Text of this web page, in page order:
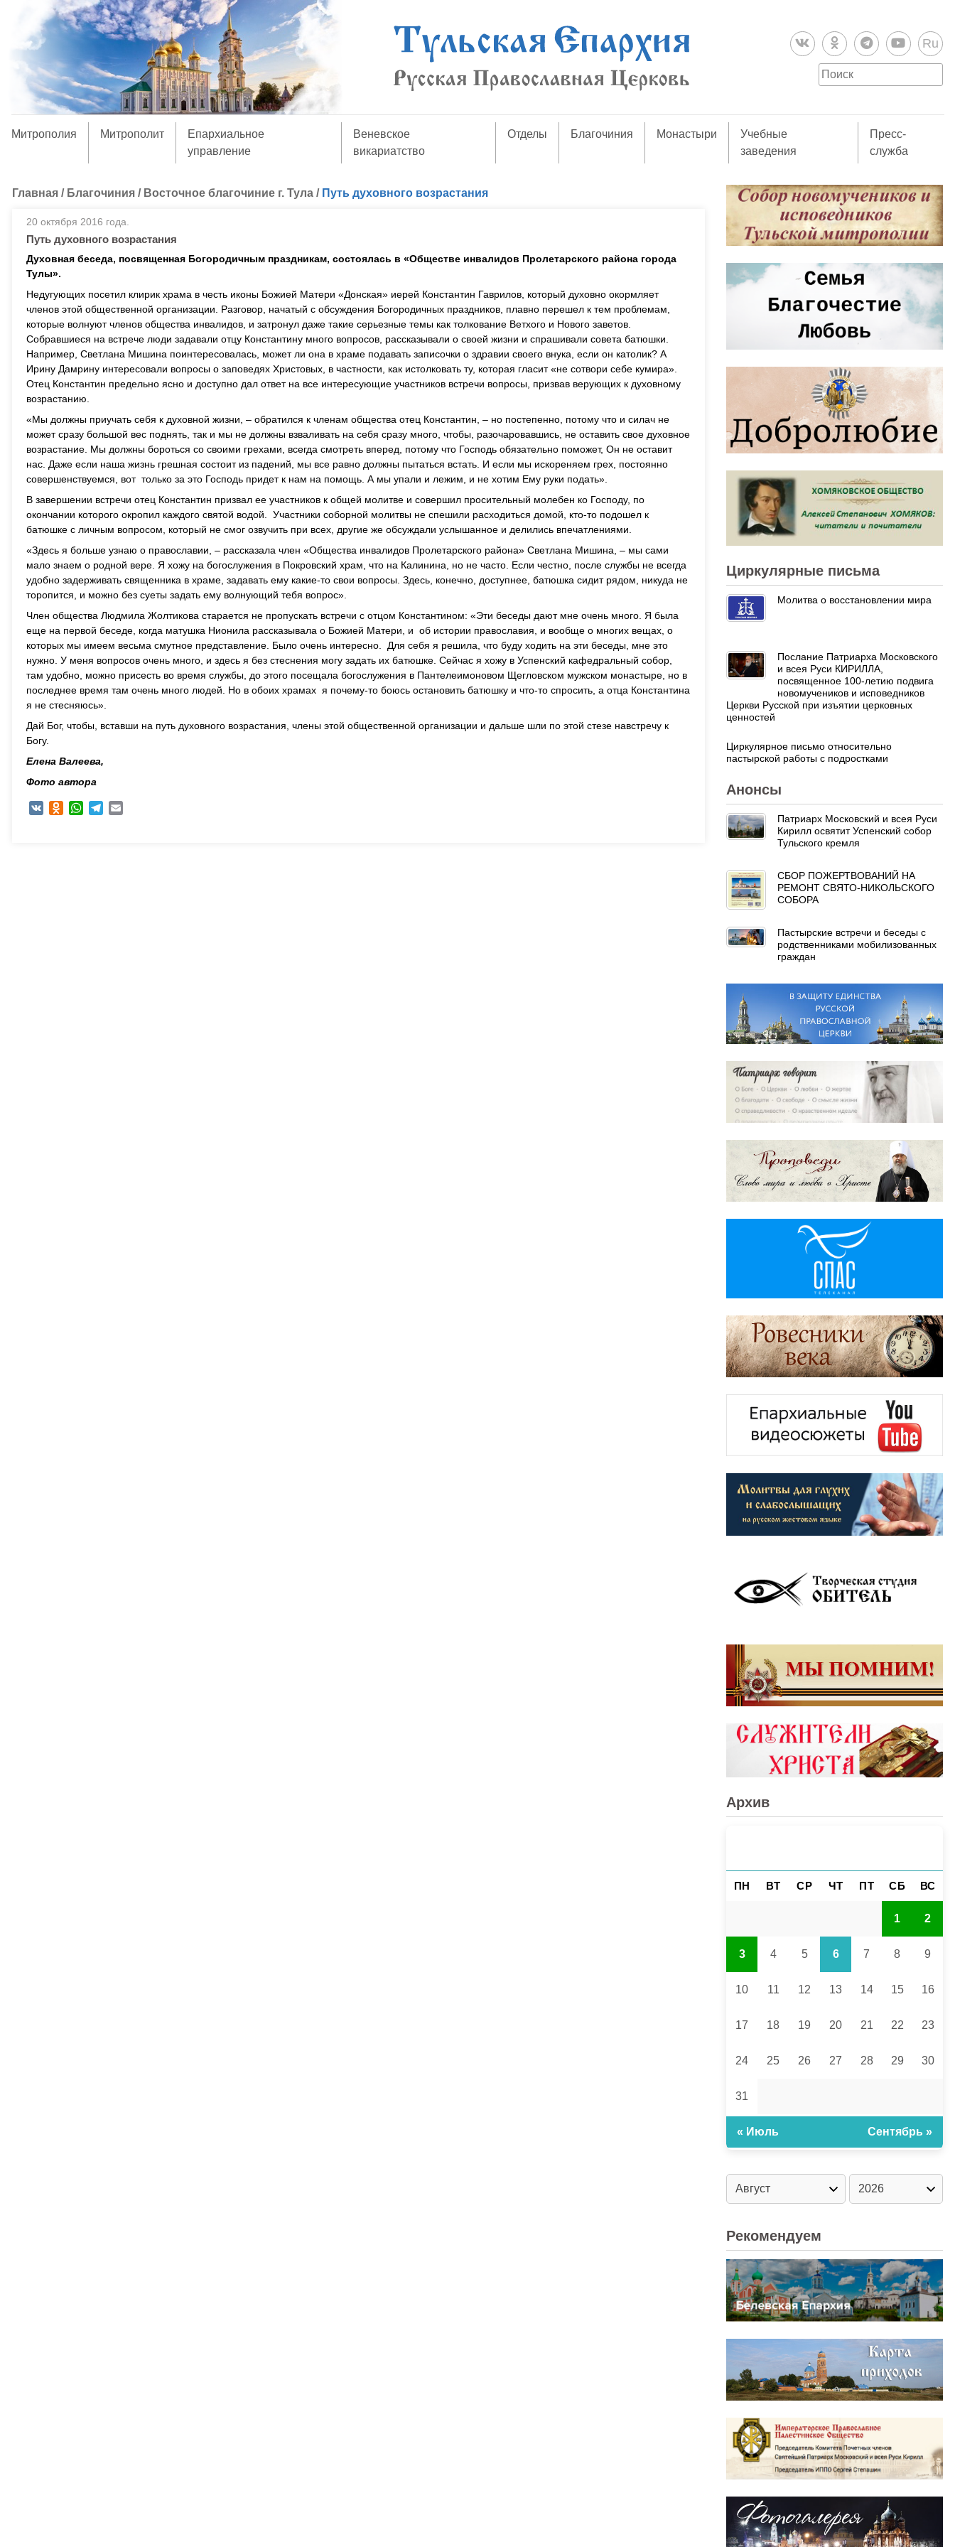
Ru
Митрополия Митрополит
Епархиальное
управление
Веневское
викариатство
Отделы Благочиния Монастыри
Учебные
заведения
Пресс-
служба
Главная / Благочиния / Восточное благочиние г. Тула / Путь духовного возрастания
20 октября 2016 года.
Путь духовного возрастания
Духовная беседа, посвященная Богородичным праздникам, состоялась в «Обществе инвалидов Пролетарского района города
Тулы».
Недугующих посетил клирик храма в честь иконы Божией Матери «Донская» иерей Константин Гаврилов, который духовно окормляет
членов этой общественной организации. Разговор, начатый с обсуждения Богородичных праздников, плавно перешел к тем проблемам,
которые волнуют членов общества инвалидов, и затронул даже такие серьезные темы как толкование Ветхого и Нового заветов.
Собравшиеся на встрече люди задавали отцу Константину много вопросов, рассказывали о своей жизни и спрашивали совета батюшки.
Например, Светлана Мишина поинтересовалась, может ли она в храме подавать записочки о здравии своего внука, если он католик? А
Ирину Дамрину интересовали вопросы о заповедях Христовых, в частности, как истолковать ту, которая гласит «не сотвори себе кумира».
Отец Константин предельно ясно и доступно дал ответ на все интересующие участников встречи вопросы, призвав верующих к духовному
возрастанию.
«Мы должны приучать себя к духовной жизни, – обратился к членам общества отец Константин, – но постепенно, потому что и силач не
может сразу большой вес поднять, так и мы не должны взваливать на себя сразу много, чтобы, разочаровавшись, не оставить свое духовное
возрастание. Мы должны бороться со своими грехами, всегда смотреть вперед, потому что Господь обязательно поможет, Он не оставит
нас. Даже если наша жизнь грешная состоит из падений, мы все равно должны пытаться встать. И если мы искореняем грех, постоянно
совершенствуемся, вот только за это Господь придет к нам на помощь. А мы упали и лежим, и не хотим Ему руки подать».
В завершении встречи отец Константин призвал ее участников к общей молитве и совершил просительный молебен ко Господу, по
окончании которого окропил каждого святой водой. Участники соборной молитвы не спешили расходиться домой, кто-то подошел к
батюшке с личным вопросом, который не смог озвучить при всех, другие же обсуждали услышанное и делились впечатлениями.
«Здесь я больше узнаю о православии, – рассказала член «Общества инвалидов Пролетарского района» Светлана Мишина, – мы сами
мало знаем о родной вере. Я хожу на богослужения в Покровский храм, что на Калинина, но не часто. Если честно, после службы не всегда
удобно задерживать священника в храме, задавать ему какие-то свои вопросы. Здесь, конечно, доступнее, батюшка сидит рядом, никуда не
торопится, и можно без суеты задать ему волнующий тебя вопрос».
Член общества Людмила Жолтикова старается не пропускать встречи с отцом Константином: «Эти беседы дают мне очень много. Я была
еще на первой беседе, когда матушка Нионила рассказывала о Божией Матери, и об истории православия, и вообще о многих вещах, о
которых мы имеем весьма смутное представление. Было очень интересно. Для себя я решила, что буду ходить на эти беседы, мне это
нужно. У меня вопросов очень много, и здесь я без стеснения могу задать их батюшке. Сейчас я хожу в Успенский кафедральный собор,
там удобно, можно присесть во время службы, до этого посещала богослужения в Пантелеимоновом Щегловском мужском монастыре, но в
последнее время там очень много людей. Но в обоих храмах я почему-то боюсь остановить батюшку и что-то спросить, а отца Константина
я не стесняюсь».
Дай Бог, чтобы, вставши на путь духовного возрастания, члены этой общественной организации и дальше шли по этой стезе навстречу к
Богу.
Елена Валеева,
Фото автора
VK Odnoklassniki
WhatsAppTelegram
Циркулярные письма
Молитва о восстановлении мира
Послание Патриарха Московского
и всея Руси КИРИЛЛА,
посвященное 100-летию подвига
новомучеников и исповедников
Церкви Русской при изъятии церковных
ценностей
Циркулярное письмо относительно
пастырской работы с подростками
Анонсы
Патриарх Московский и всея Руси
Кирилл освятит Успенский собор
Тульского кремля
СБОР ПОЖЕРТВОВАНИЙ НА
РЕМОНТ СВЯТО-НИКОЛЬСКОГО
СОБОРА
Пастырские встречи и беседы с
родственниками мобилизованных
граждан
Архив
ПН ВТ СР ЧТ ПТ СБ ВС
1 2
3 4 5 6 7 8 9
10 11 12 13 14 15 16
17 18 19 20 21 22 23
24 25 26 27 28 29 30
31
« Июль Сентябрь »
Рекомендуем